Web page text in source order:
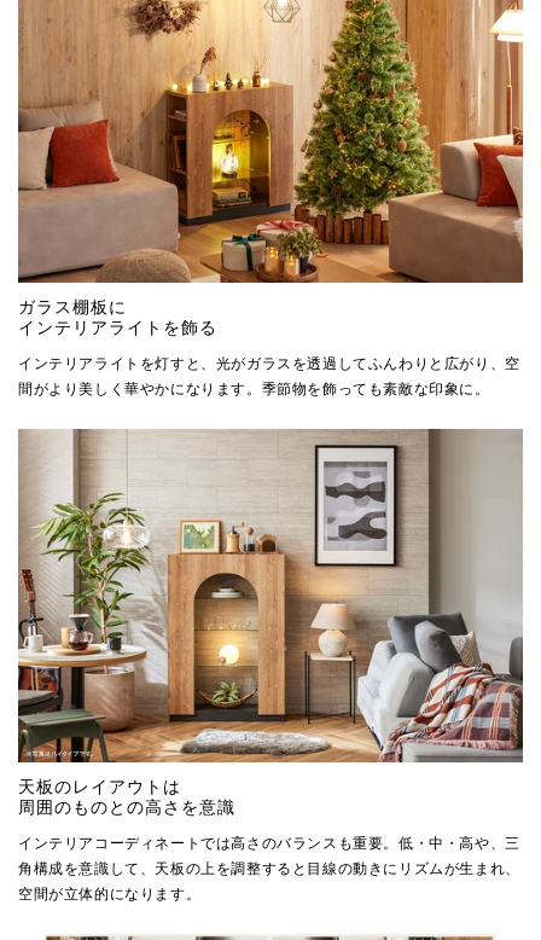
ガラス棚板に
インテリアライトを飾る
インテリアライトを灯すと、光がガラスを透過してふんわりと広がり、空
間がより美しく華やかになります。季節物を飾っても素敵な印象に。
天板のレイアウトは
周囲のものとの高さを意識
インテリアコーディネートでは高さのバランスも重要。低・中・高や、三
角構成を意識して、天板の上を調整すると目線の動きにリズムが生まれ、
空間が立体的になります。